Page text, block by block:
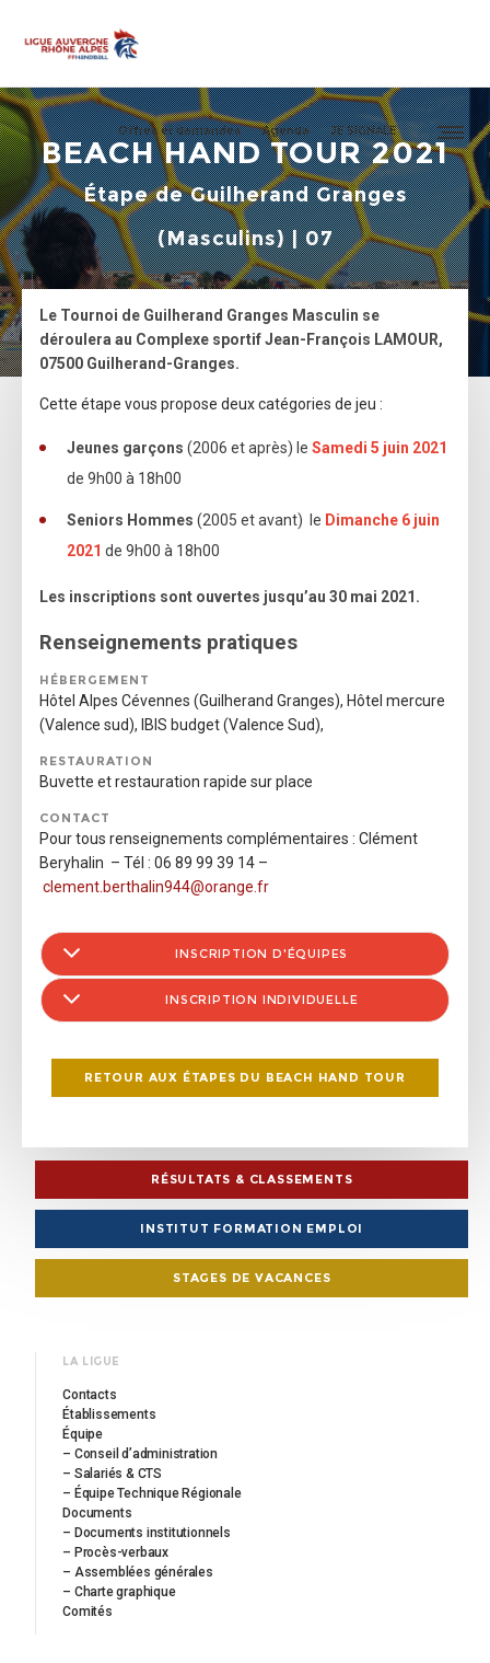
Offres et demandes Agenda JE SIGNALE
BEACH HAND TOUR 2021
Étape de Guilherand Granges
(Masculins) | 07
Le Tournoi de Guilherand Granges Masculin se
déroulera au Complexe sportif Jean-François LAMOUR,
07500 Guilherand-Granges.
Cette étape vous propose deux catégories de jeu :
Jeunes garçons (2006 et après) leSamedi 5 juin 2021
de 9h00 à 18h00
Seniors Hommes(2005 et avant) le Dimanche 6 juin
2021 de 9h00 à 18h00
Les inscriptions sont ouvertes jusqu’au 30 mai 2021.
Renseignements pratiques
HÉBERGEMENT
Hôtel Alpes Cévennes (Guilherand Granges), Hôtel mercure
(Valence sud), IBIS budget (Valence Sud),
RESTAURATION
Buvette et restauration rapide sur place
CONTACT
Pour tous renseignements complémentaires : Clément
Beryhalin – Tél : 06 89 99 39 14 –
clement.berthalin944@orange.fr
INSCRIPTION D'ÉQUIPES
INSCRIPTION INDIVIDUELLE
RETOUR AUX ÉTAPES DU BEACH HAND TOUR
RÉSULTATS & CLASSEMENTS
INSTITUT FORMATION EMPLOI
STAGES DE VACANCES
LA LIGUE
Contacts
Établissements
Équipe
– Conseil d’administration
– Salariés & CTS
– Équipe Technique Régionale
Documents
– Documents institutionnels
– Procès-verbaux
– Assemblées générales
– Charte graphique
Comités